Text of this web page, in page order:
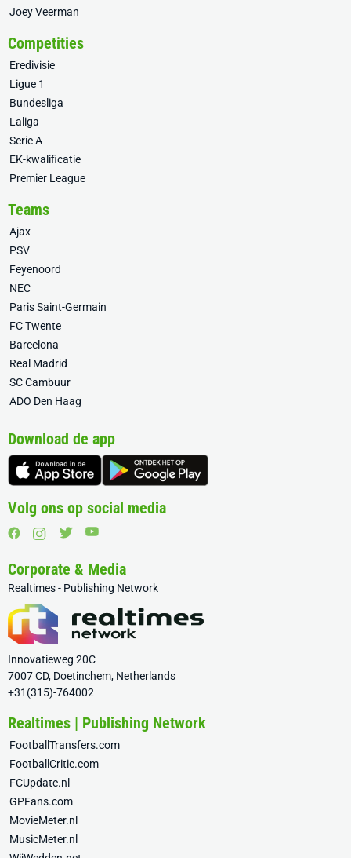
Joey Veerman
Competities
Eredivisie
Ligue 1
Bundesliga
Laliga
Serie A
EK-kwalificatie
Premier League
Teams
Ajax
PSV
Feyenoord
NEC
Paris Saint-Germain
FC Twente
Barcelona
Real Madrid
SC Cambuur
ADO Den Haag
Download de app
Volg ons op social media
Corporate & Media
Realtimes - Publishing Network
Innovatieweg 20C
7007 CD, Doetinchem, Netherlands
+31(315)-764002
Realtimes | Publishing Network
FootballTransfers.com
FootballCritic.com
FCUpdate.nl
GPFans.com
MovieMeter.nl
MusicMeter.nl